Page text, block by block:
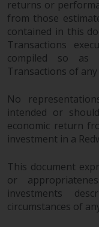
Wert von
daraus
sowohl
Mit
Risiken
auf den
returns or
from those
contained in this
Transactions
compiled so as
Transactions of
No
intended or
economic return
investment in a
This document
or
investments
circumstances of